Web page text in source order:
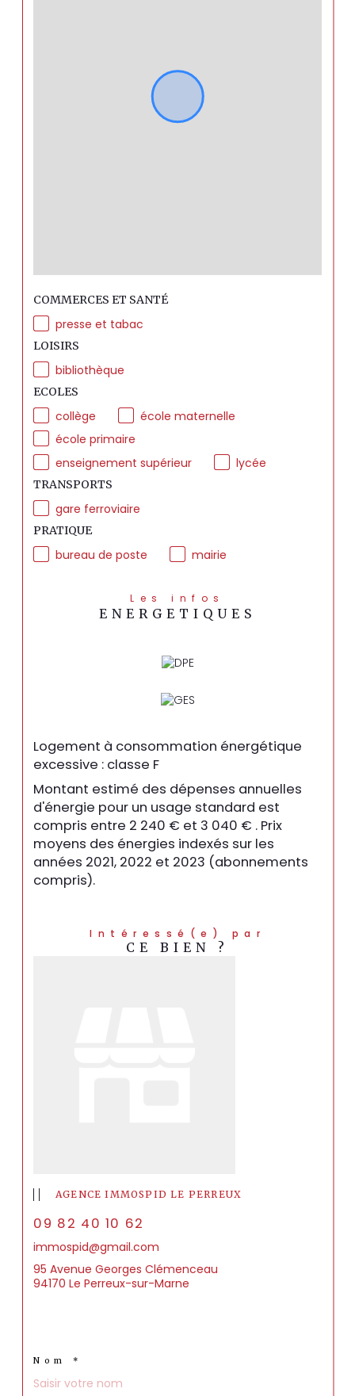
COMMERCES ET SANTÉ
presse et tabac
LOISIRS
bibliothèque
ECOLES
collège
école maternelle
école primaire
enseignement supérieur
lycée
TRANSPORTS
gare ferroviaire
PRATIQUE
bureau de poste mairie
Les infos
ENERGETIQUES
Logement à consommation énergétique
excessive : classe F
Montant estimé des dépenses annuelles
d'énergie pour un usage standard est
compris entre 2 240 € et 3 040 € . Prix
moyens des énergies indexés sur les
années 2021, 2022 et 2023 (abonnements
compris).
Intéressé(e) par
CE BIEN ?
AGENCE IMMOSPID LE PERREUX
09 82 40 10 62
immospid@gmail.com
95 Avenue Georges Clémenceau
94170 Le Perreux-sur-Marne
Nom *